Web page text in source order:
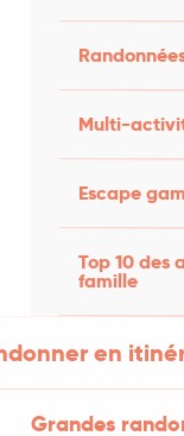
Multi-
Escape
Top 10 des
famille
en
Grandes
de la vallée du
d’histoire